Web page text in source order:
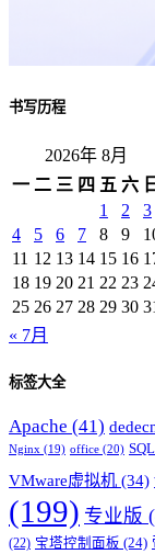
书写历程
2026年 8月
一 二 三 四 五 六 日
1
2
3
4
5 6 7 8 9
11 12 13 14 15 16
18 19 20 21 22 23
25 26 27 28 29 30
« 7月
标签大全
Apache (41)
Nginx (19) office (20)
VMware虚拟机 (34)
(199) 专业版
(22) 宝塔控制面板 (24)